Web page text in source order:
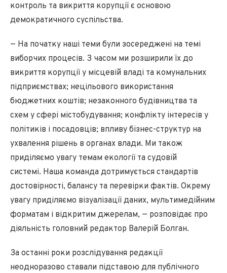
контроль та викриття корупції є основою
демократичного суспільства.
— На початку наші теми були зосереджені на темі
виборчих процесів. З часом ми розширили їх до
викриття корупції у місцевій владі та комунальних
підприємствах; нецільового використання
бюджетних коштів; незаконного будівництва та
схем у сфері містобудування; конфлікту інтересів у
політиків і посадовців; впливу бізнес-структур на
ухвалення рішень в органах влади. Ми також
приділяємо увагу темам екології та судовій
системі. Наша команда дотримується стандартів
достовірності, балансу та перевірки фактів. Окрему
увагу приділяємо візуалізації даних, мультимедійним
форматам і відкритим джерелам, — розповідає про
діяльність головний редактор Валерій Болган.
За останні роки розслідування редакції
неодноразово ставали підставою для публічного